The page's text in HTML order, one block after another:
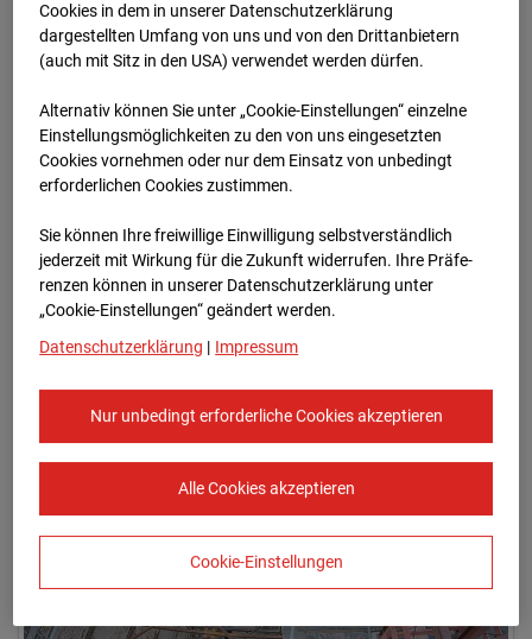
15.03.2025 07:30
15.03.2025 07:45
Cookies in dem in unserer Datenschutzerklärung
dargestellten Umfang von uns und von den Drittanbietern
(auch mit Sitz in den USA) verwendet werden dürfen.
Alternativ können Sie unter „Cookie-Einstellungen“ einzelne
Einstellungsmöglichkeiten zu den von uns eingesetzten
Cookies vornehmen oder nur dem Einsatz von unbedingt
erforderlichen Cookies zustimmen.
Sie können Ihre freiwillige Einwilligung selbstverständlich
jederzeit mit Wirkung für die Zukunft widerrufen. Ihre Prä­fe­
renzen können in unserer Datenschutzerklärung unter
„Cookie-Einstellungen“ geändert werden.
Datenschutzerklärung | Impressum
Nur unbedingt erforderliche Cookies akzeptieren
Alle Cookies akzeptieren
Cookie-Einstellungen